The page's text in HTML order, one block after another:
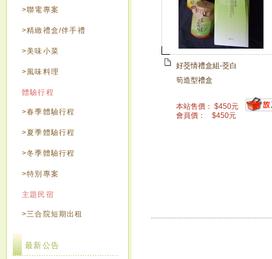
>聯電專案
>精緻禮盒/伴手禮
>美味小菜
>風味料理
體驗行程
>春季體驗行程
>夏季體驗行程
>冬季體驗行程
>特別專案
主題民宿
>三合院短期出租
最新公告
好茭情禮盒組-茭白
筍造型禮盒
本站售價： $450元
會員價：
$450元